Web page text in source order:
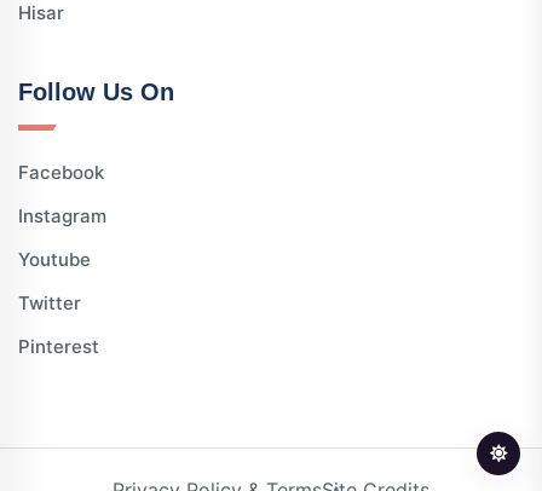
Hisar
Follow Us On
Facebook
Instagram
Youtube
Twitter
Pinterest